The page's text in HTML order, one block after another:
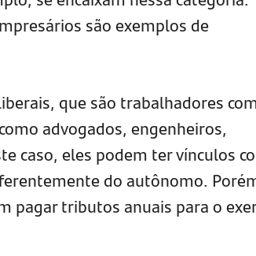
são exemplos de
que são trabalhadores
advogados, engenheiros,
caso, eles podem ter vínculos
do autônomo.
pagar tributos anuais para o